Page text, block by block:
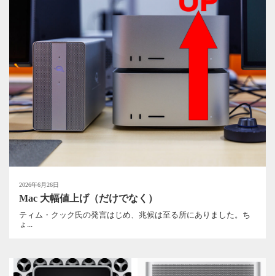
2026年6月26日
Mac 大幅値上げ（だけでなく）
ティム・クック氏の発言はじめ、兆候は至る所にありました。ち
ょ...